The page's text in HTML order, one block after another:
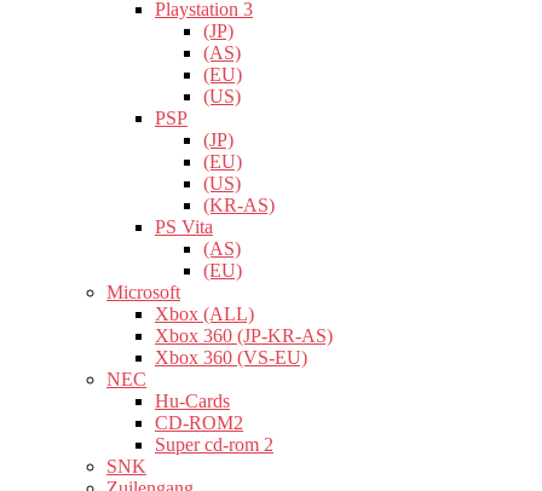
Playstation 3
(JP)
(AS)
(EU)
(US)
PSP
(JP)
(EU)
(US)
(KR-AS)
PS Vita
(AS)
(EU)
Microsoft
Xbox (ALL)
Xbox 360 (JP-KR-AS)
Xbox 360 (VS-EU)
NEC
Hu-Cards
CD-ROM2
Super cd-rom 2
SNK